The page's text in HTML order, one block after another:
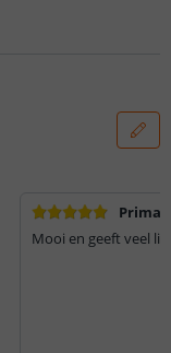
Prima
Mooi en geeft veel